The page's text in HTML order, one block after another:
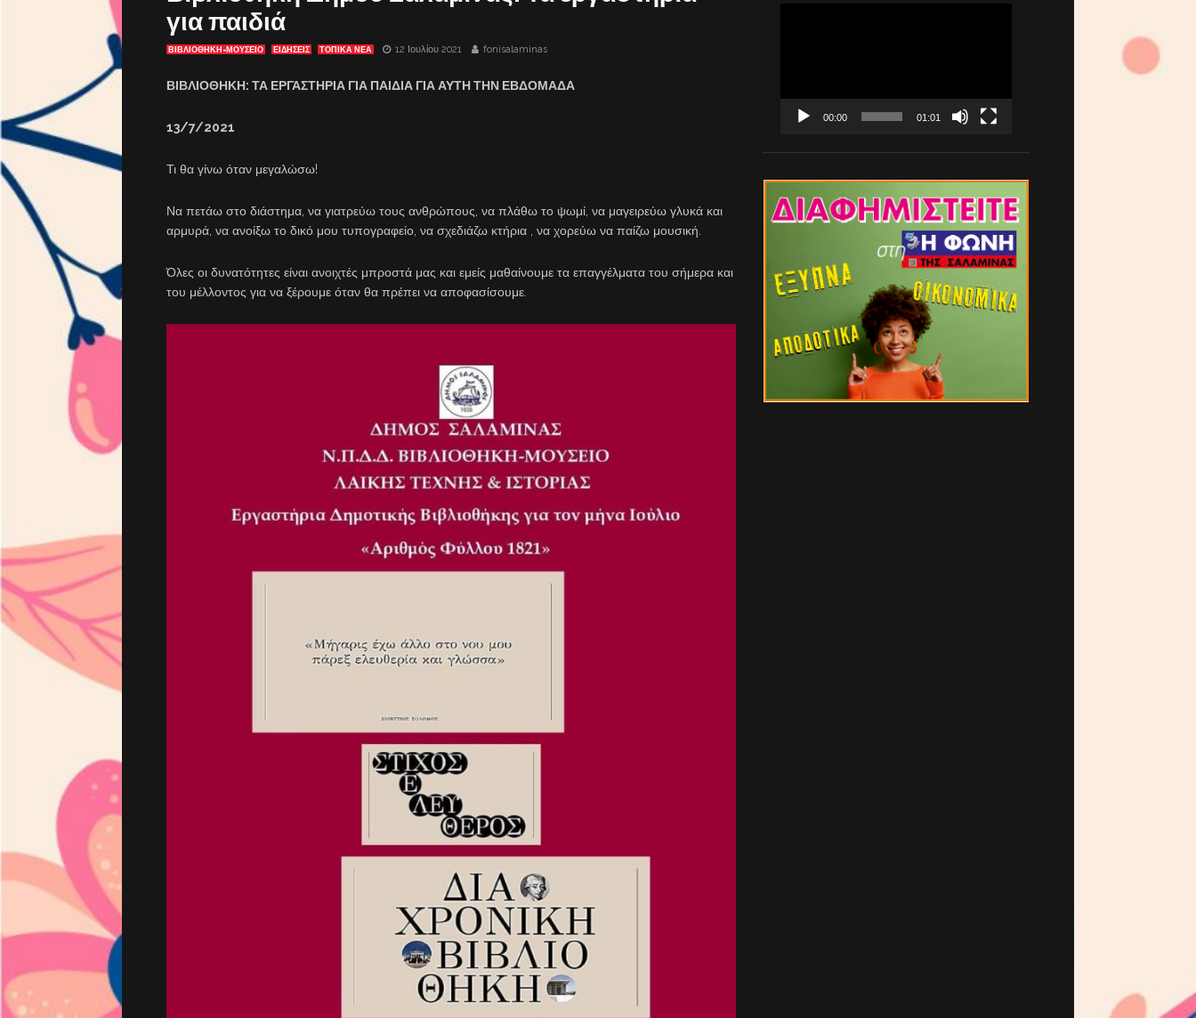
για παιδιά
ΒΙΒΛΙΟΘΉΚΗ-ΜΟΥΣΕΊΟ ΕΙΔΗΣΕΙΣ ΤΟΠΙΚΑ ΝΕΑ 12 Ιουλίου 2021 fonisalaminas
ΒΙΒΛΙΟΘΗΚΗ: ΤΑ ΕΡΓΑΣΤΗΡΙΑ ΓΙΑ ΠΑΙΔΙΑ ΓΙΑ ΑΥΤΗ ΤΗΝ ΕΒΔΟΜΑΔΑ
13/7/2021
Τι θα γίνω όταν μεγαλώσω!
Να πετάω στο διάστημα, να γιατρεύω τους ανθρώπους, να πλάθω το ψωμί, να μαγειρεύω γλυκά και
αρμυρά, να ανοίξω το δικό μου τυπογραφείο, να σχεδιάζω κτήρια , να χορεύω να παίζω μουσική.
Όλες οι δυνατότητες είναι ανοιχτές μπροστά μας και εμείς μαθαίνουμε τα επαγγέλματα του σήμερα και
του μέλλοντος για να ξέρουμε όταν θα πρέπει να αποφασίσουμε.
00:00 01:01